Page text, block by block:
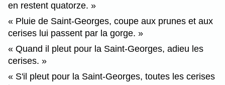
en restent quatorze.
Pluie de Saint-Georges, coupe aux prunes et aux
cerises lui passent par la gorge.
Quand il pleut pour la Saint-Georges, adieu les
cerises.
S'il pleut pour la Saint-Georges, toutes les cerises